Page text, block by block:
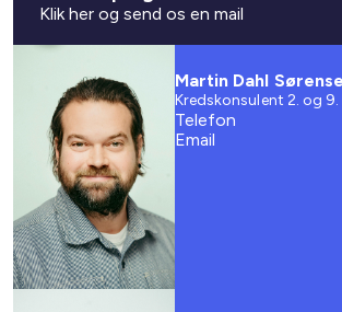
Klik her og send os en mail
Martin Dahl
Kredskonsulent 2. og 9.
Telefon
Email